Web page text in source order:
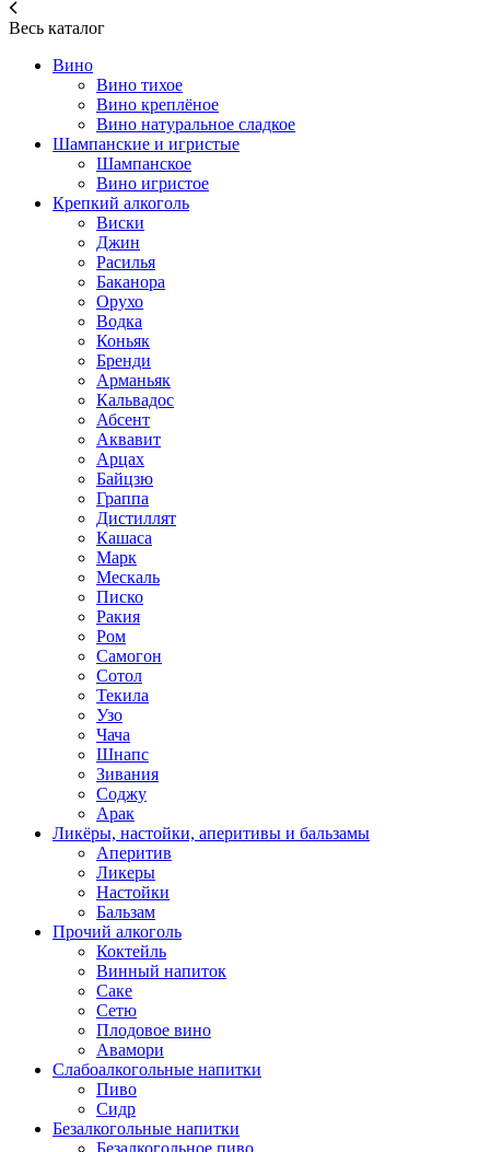
Весь каталог
Вино
Вино тихое
Вино креплёное
Вино натуральное сладкое
Шампанские и игристые
Шампанское
Вино игристое
Крепкий алкоголь
Виски
Джин
Расилья
Баканора
Орухо
Водка
Коньяк
Бренди
Арманьяк
Кальвадос
Абсент
Аквавит
Арцах
Байцзю
Граппа
Дистиллят
Кашаса
Марк
Мескаль
Писко
Ракия
Ром
Самогон
Сотол
Текила
Узо
Чача
Шнапс
Зивания
Соджу
Арак
Ликёры, настойки, аперитивы и бальзамы
Аперитив
Ликеры
Настойки
Бальзам
Прочий алкоголь
Коктейль
Винный напиток
Саке
Сетю
Плодовое вино
Авамори
Слабоалкогольные напитки
Пиво
Сидр
Безалкогольные напитки
Безалкогольное пиво